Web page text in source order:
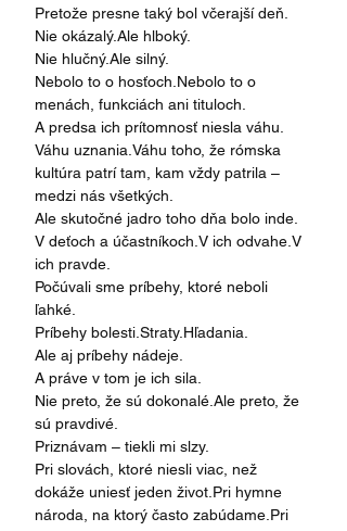
Pretože presne taký bol včerajší deň.
Nie okázalý.Ale hlboký.
Nie hlučný.Ale silný.
Nebolo to o hosťoch.Nebolo to o
menách, funkciách ani tituloch.
A predsa ich prítomnosť niesla váhu.
Váhu uznania.Váhu toho, že rómska
kultúra patrí tam, kam vždy patrila –
medzi nás všetkých.
Ale skutočné jadro toho dňa bolo inde.
V deťoch a účastníkoch.V ich odvahe.V
ich pravde.
Počúvali sme príbehy, ktoré neboli
ľahké.
Príbehy bolesti.Straty.Hľadania.
Ale aj príbehy nádeje.
A práve v tom je ich sila.
Nie preto, že sú dokonalé.Ale preto, že
sú pravdivé.
Priznávam – tiekli mi slzy.
Pri slovách, ktoré niesli viac, než
dokáže uniesť jeden život.Pri hymne
národa, na ktorý často zabúdame.Pri